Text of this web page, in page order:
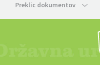
Preklic dokumentov